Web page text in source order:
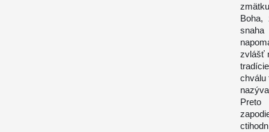
Boha,
snaha
zvlášť
chválu
Preto